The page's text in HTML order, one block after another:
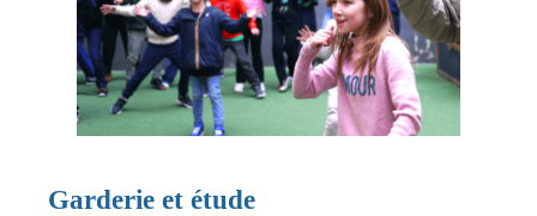
Garderie et étude